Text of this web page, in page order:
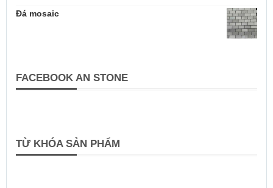
Đá mosaic
FACEBOOK AN STONE
TỪ KHÓA SẢN PHẨM